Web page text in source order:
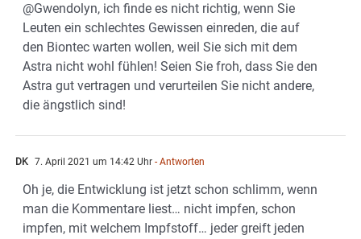
@Gwendolyn, ich finde es nicht richtig, wenn Sie
Leuten ein schlechtes Gewissen einreden, die auf
den Biontec warten wollen, weil Sie sich mit dem
Astra nicht wohl fühlen! Seien Sie froh, dass Sie den
Astra gut vertragen und verurteilen Sie nicht andere,
die ängstlich sind!
DK 7. April 2021 um 14:42 Uhr - Antworten
Oh je, die Entwicklung ist jetzt schon schlimm, wenn
man die Kommentare liest… nicht impfen, schon
impfen, mit welchem Impfstoff… jeder greift jeden